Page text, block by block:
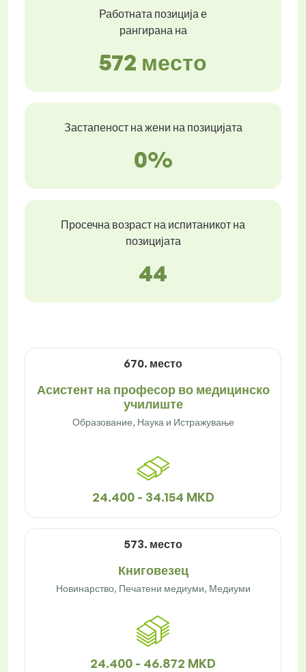
Работната позиција е
рангирана на
572 место
Застапеност на жени на позицијата
0%
Просечна возраст на испитаникот на
позицијата
44
670. место
Асистент на професор во медицинско
училиште
Образование, Наука и Истражување
24.400 - 34.154 MKD
573. место
Книговезец
Новинарство, Печатени медиуми, Медиуми
24.400 - 46.872 MKD